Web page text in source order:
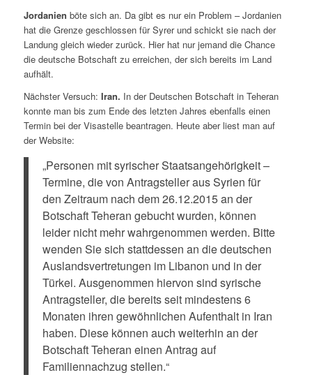
Jordanien böte sich an. Da gibt es nur ein Problem – Jordanien
hat die Grenze geschlossen für Syrer und schickt sie nach der
Landung gleich wieder zurück. Hier hat nur jemand die Chance
die deutsche Botschaft zu erreichen, der sich bereits im Land
aufhält.
Nächster Versuch: Iran. In der Deutschen Botschaft in Teheran
konnte man bis zum Ende des letzten Jahres ebenfalls einen
Termin bei der Visastelle beantragen. Heute aber liest man auf
der Website:
„Personen mit syrischer Staatsangehörigkeit –
Termine, die von Antragsteller aus Syrien für
den Zeitraum nach dem 26.12.2015 an der
Botschaft Teheran gebucht wurden, können
leider nicht mehr wahrgenommen werden. Bitte
wenden Sie sich stattdessen an die deutschen
Auslandsvertretungen im Libanon und in der
Türkei. Ausgenommen hiervon sind syrische
Antragsteller, die bereits seit mindestens 6
Monaten ihren gewöhnlichen Aufenthalt in Iran
haben. Diese können auch weiterhin an der
Botschaft Teheran einen Antrag auf
Familiennachzug stellen.“